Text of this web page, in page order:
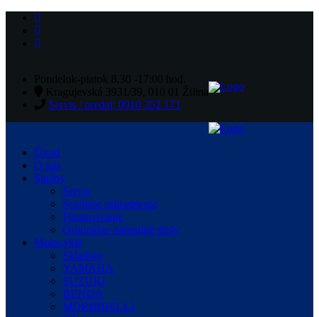
Servis / predaj: 0910 352 171
Úvod
O nás
Služby
Servis
Sezónne uskladnenie
Financovanie
Originálne náhradné diely
Motocykle
Skladom
YAMAHA
SUZUKI
BENDA
MORBIDELLI